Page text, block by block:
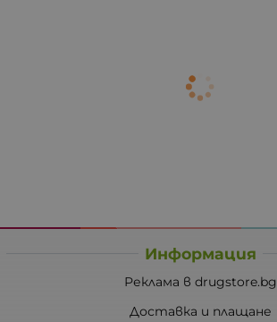
Информация
Реклама в drugstore.bg
Доставка и плащане